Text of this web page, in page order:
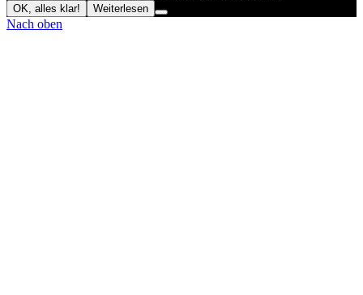
OK, alles klar! Weiterlesen
Nach oben